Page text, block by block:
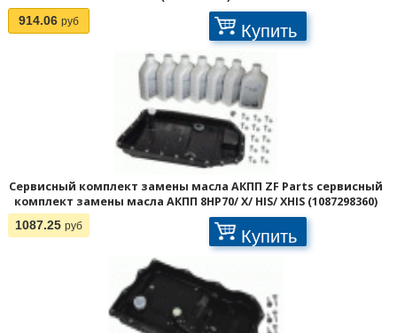
914.06 руб Купить
Сервисный комплект замены масла АКПП ZF Parts сервисный
комплект замены масла АКПП 8HP70/ X/ HIS/ XHIS (1087298360)
1087.25 руб Купить